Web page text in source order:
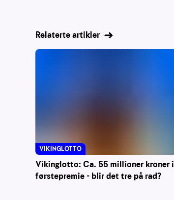
Relaterte artikler
Vikinglotto: Ca. 55 millioner kroner i
førstepremie - blir det tre på rad?
VIKINGLOTTO